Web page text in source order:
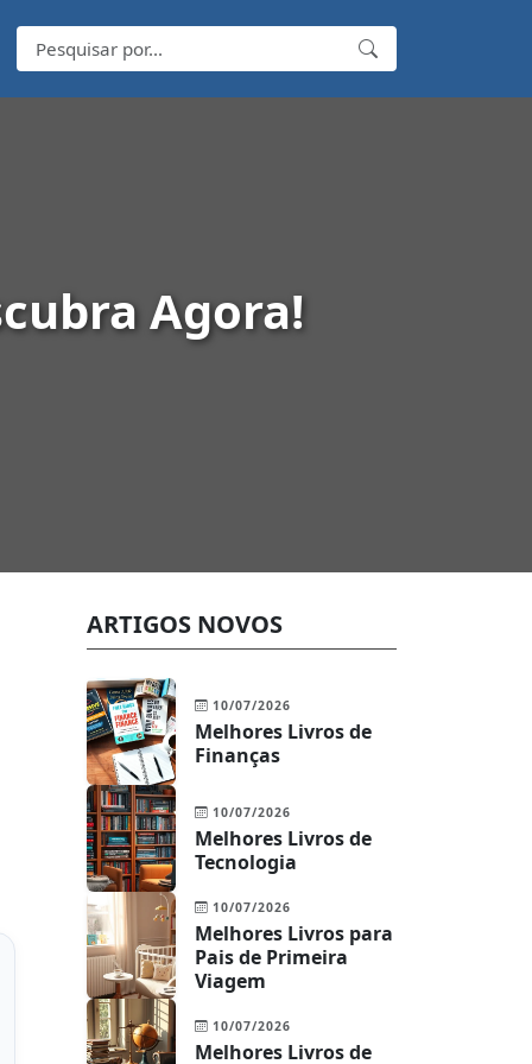
Agora!
ARTIGOS NOVOS
10/07/2026
Melhores Livros de
Finanças
10/07/2026
Melhores Livros de
Tecnologia
10/07/2026
Melhores Livros para
Pais de Primeira
Viagem
10/07/2026
Melhores Livros de